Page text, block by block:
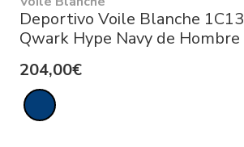
Deportivo Voile Blanche 1C13
Qwark Hype Navy de Hombre
204,00€